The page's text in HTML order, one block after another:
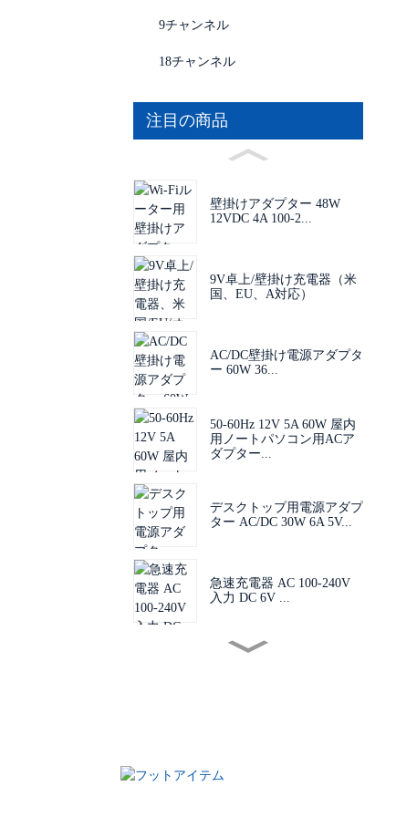
9チャンネル
18チャンネル
注目の商品
壁掛けアダプター 48W
12VDC 4A 100-2...
9V卓上/壁掛け充電器（米
国、EU、A対応）
AC/DC壁掛け電源アダプタ
ー 60W 36...
50-60Hz 12V 5A 60W 屋内
用ノートパソコン用ACア
ダプター...
デスクトップ用電源アダプ
ター AC/DC 30W 6A 5V...
急速充電器 AC 100-240V
入力 DC 6V ...